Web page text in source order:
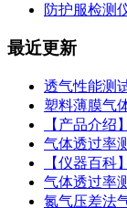
防护服检测
最近更新
透气性能测
塑料薄膜气
【产品介绍
气体透过率
【仪器百科
气体透过率
氮气压差法